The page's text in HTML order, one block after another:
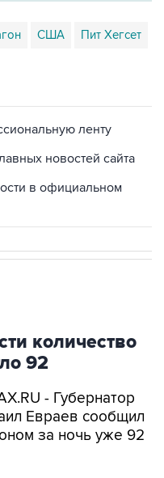
США Пит Хегсет
ленту
новостей сайта
в официальном
количество
92
- Губернатор
Евраев сообщил
за ночь уже 92